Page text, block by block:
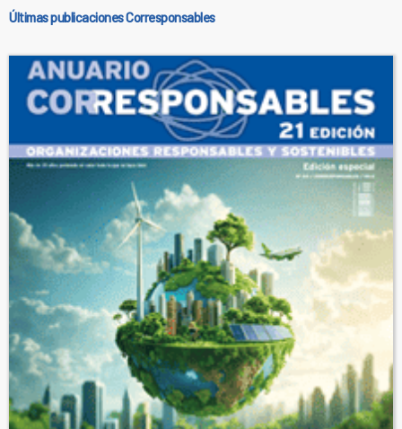
Últimas publicaciones Corresponsables